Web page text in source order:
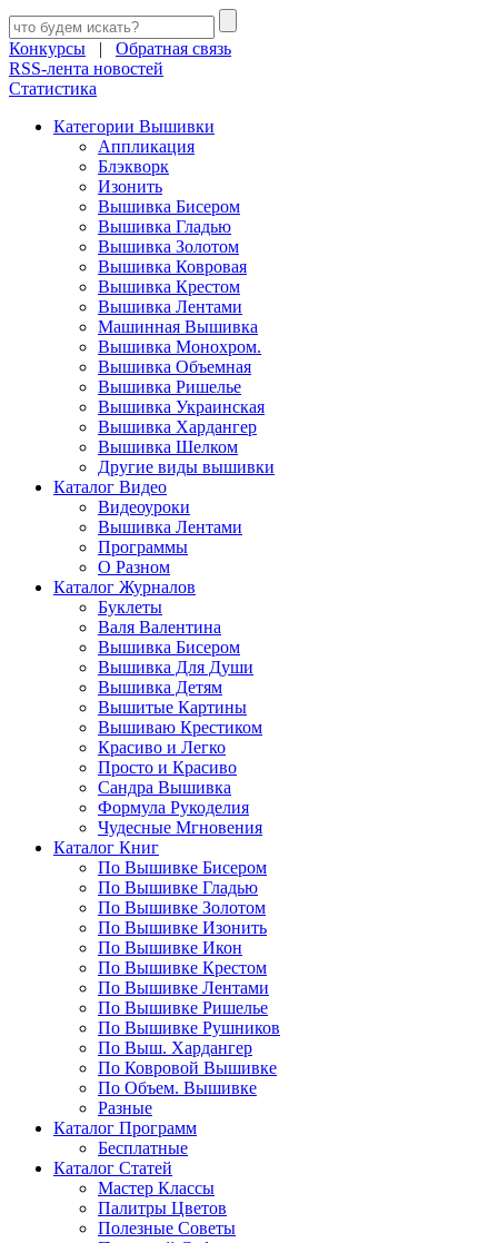
Конкурсы | Обратная связь
RSS-лента новостей
Статистика
Категории Вышивки
Аппликация
Блэкворк
Изонить
Вышивка Бисером
Вышивка Гладью
Вышивка Золотом
Вышивка Ковровая
Вышивка Крестом
Вышивка Лентами
Машинная Вышивка
Вышивка Монохром.
Вышивка Объемная
Вышивка Ришелье
Вышивка Украинская
Вышивка Хардангер
Вышивка Шелком
Другие виды вышивки
Каталог Видео
Видеоуроки
Вышивка Лентами
Программы
О Разном
Каталог Журналов
Буклеты
Валя Валентина
Вышивка Бисером
Вышивка Для Души
Вышивка Детям
Вышитые Картины
Вышиваю Крестиком
Красиво и Легко
Просто и Красиво
Сандра Вышивка
Формула Рукоделия
Чудесные Мгновения
Каталог Книг
По Вышивке Бисером
По Вышивке Гладью
По Вышивке Золотом
По Вышивке Изонить
По Вышивке Икон
По Вышивке Крестом
По Вышивке Лентами
По Вышивке Ришелье
По Вышивке Рушников
По Выш. Хардангер
По Ковровой Вышивке
По Объем. Вышивке
Разные
Каталог Программ
Бесплатные
Каталог Статей
Мастер Классы
Палитры Цветов
Полезные Советы